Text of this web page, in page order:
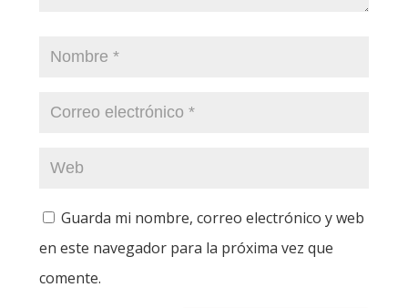
Guarda mi nombre, correo electrónico y web
en este navegador para la próxima vez que
comente.